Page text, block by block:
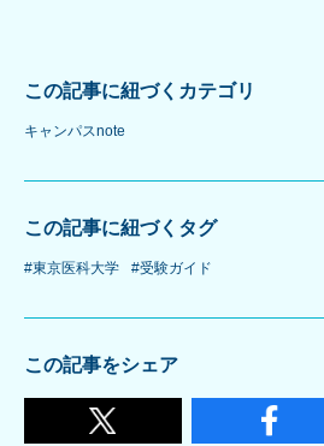
この記事に紐づくカテゴリ
キャンパスnote
この記事に紐づくタグ
#東京医科大学 #受験ガイド
この記事をシェア